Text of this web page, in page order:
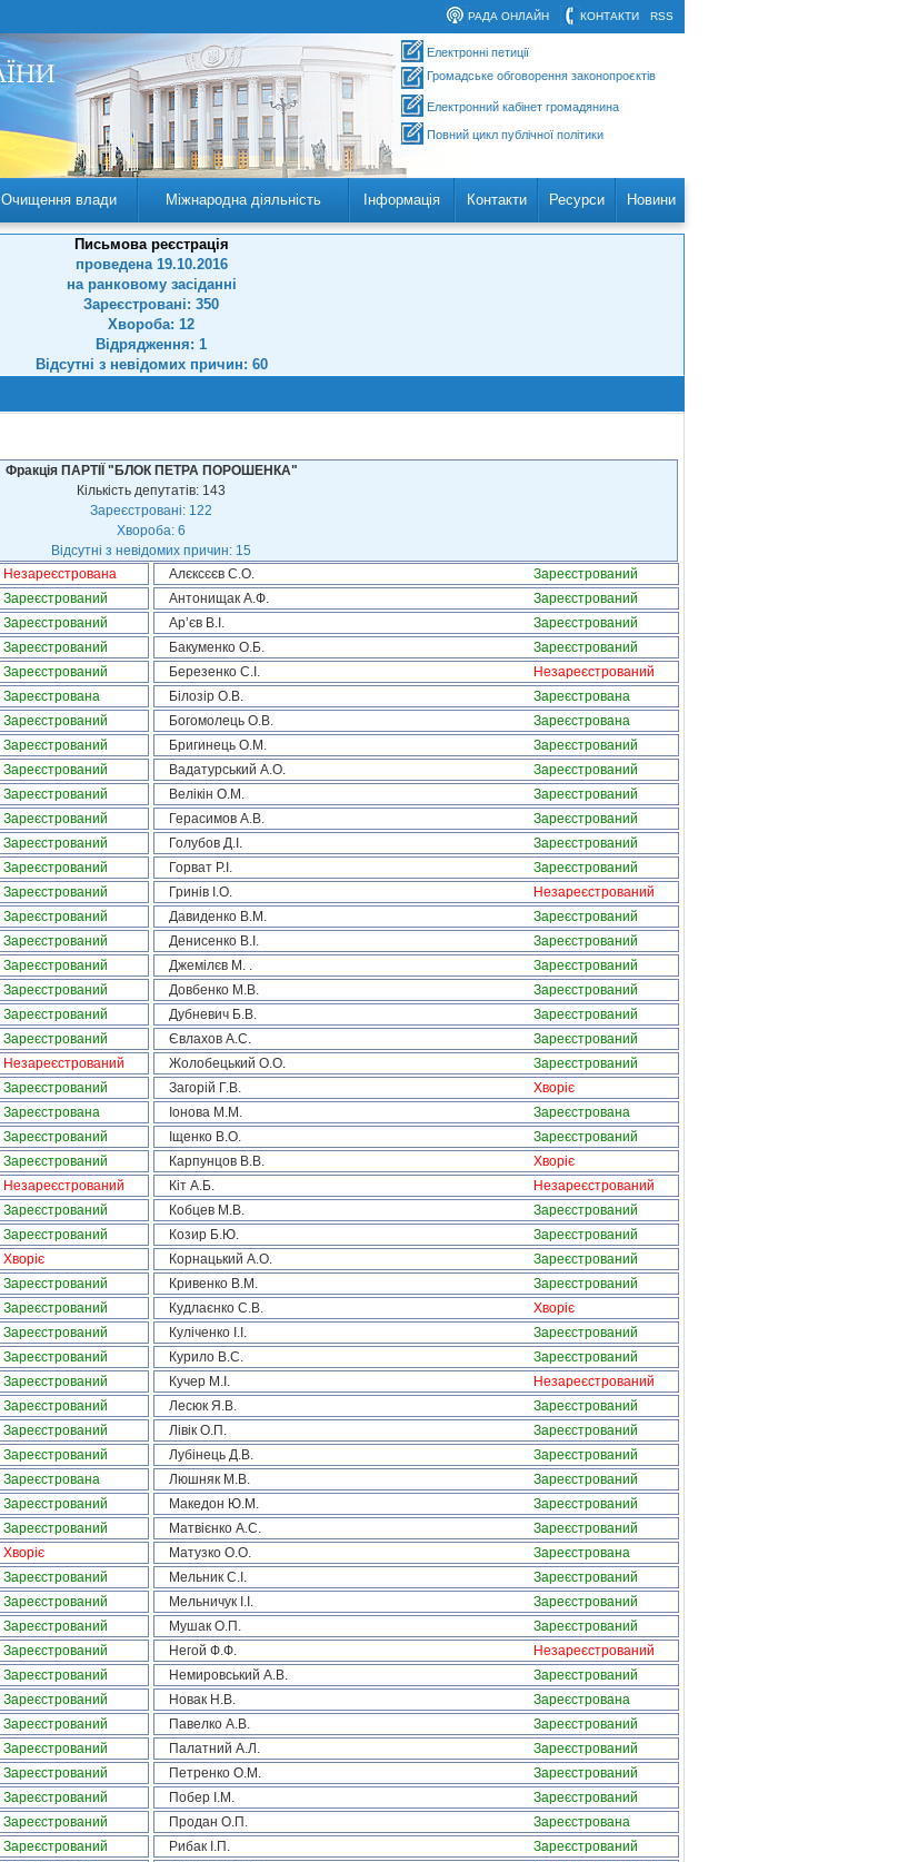
RSS
КОНТАКТИ
РАДА ОНЛАЙН
Електронні петиції
Громадське обговорення законопроєктів
Електронний кабінет громадянина
Повний цикл публічної політики
Очищення влади Міжнародна діяльність Інформація Контакти Ресурси Новини
Письмова реєстрація
проведена 19.10.2016
на ранковому засіданні
Зареєстровані: 350
Хвороба: 12
Відрядження: 1
Відсутні з невідомих причин: 60
Фракція ПАРТІЇ "БЛОК ПЕТРА ПОРОШЕНКА"
Кількість депутатів: 143
Зареєстровані: 122
Хвороба: 6
Відсутні з невідомих причин: 15
Незареєстрована Алєксєєв С.О.
Зареєстрований
Зареєстрований Антонищак А.Ф.
Зареєстрований
Зареєстрований Ар’єв В.І.
Зареєстрований
Зареєстрований Бакуменко О.Б.
Зареєстрований
Зареєстрований Березенко С.І.
Незареєстрований
Зареєстрована Білозір О.В.
Зареєстрована
Зареєстрований Богомолець О.В.
Зареєстрована
Зареєстрований Бригинець О.М.
Зареєстрований
Зареєстрований Вадатурський А.О.
Зареєстрований
Зареєстрований Велікін О.М.
Зареєстрований
Зареєстрований Герасимов А.В.
Зареєстрований
Зареєстрований Голубов Д.І.
Зареєстрований
Зареєстрований Горват Р.І.
Зареєстрований
Зареєстрований Гринів І.О.
Незареєстрований
Зареєстрований Давиденко В.М.
Зареєстрований
Зареєстрований Денисенко В.І.
Зареєстрований
Зареєстрований Джемілєв М. .
Зареєстрований
Зареєстрований Довбенко М.В.
Зареєстрований
Зареєстрований Дубневич Б.В.
Зареєстрований
Зареєстрований Євлахов А.С.
Зареєстрований
Незареєстрований Жолобецький О.О.
Зареєстрований
Зареєстрований Загорій Г.В.
Хворіє
Зареєстрована Іонова М.М.
Зареєстрована
Зареєстрований Іщенко В.О.
Зареєстрований
Зареєстрований Карпунцов В.В.
Хворіє
Незареєстрований Кіт А.Б.
Незареєстрований
Зареєстрований Кобцев М.В.
Зареєстрований
Зареєстрований Козир Б.Ю.
Зареєстрований
Хворіє Корнацький А.О.
Зареєстрований
Зареєстрований Кривенко В.М.
Зареєстрований
Зареєстрований Кудлаєнко С.В.
Хворіє
Зареєстрований Куліченко І.І.
Зареєстрований
Зареєстрований Курило В.С.
Зареєстрований
Зареєстрований Кучер М.І.
Незареєстрований
Зареєстрований Лесюк Я.В.
Зареєстрований
Зареєстрований Лівік О.П.
Зареєстрований
Зареєстрований Лубінець Д.В.
Зареєстрований
Зареєстрована Люшняк М.В.
Зареєстрований
Зареєстрований Македон Ю.М.
Зареєстрований
Зареєстрований Матвієнко А.С.
Зареєстрований
Хворіє Матузко О.О.
Зареєстрована
Зареєстрований Мельник С.І.
Зареєстрований
Зареєстрований Мельничук І.І.
Зареєстрований
Зареєстрований Мушак О.П.
Зареєстрований
Зареєстрований Негой Ф.Ф.
Незареєстрований
Зареєстрований Немировський А.В.
Зареєстрований
Зареєстрований Новак Н.В.
Зареєстрована
Зареєстрований Павелко А.В.
Зареєстрований
Зареєстрований Палатний А.Л.
Зареєстрований
Зареєстрований Петренко О.М.
Зареєстрований
Зареєстрований Побер І.М.
Зареєстрований
Зареєстрований Продан О.П.
Зареєстрована
Зареєстрований Рибак І.П.
Зареєстрований